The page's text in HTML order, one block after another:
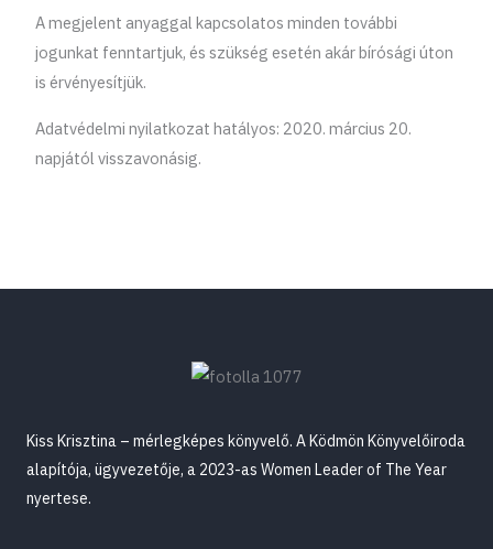
A megjelent anyaggal kapcsolatos minden további
jogunkat fenntartjuk, és szükség esetén akár bírósági úton
is érvényesítjük.
Adatvédelmi nyilatkozat hatályos: 2020. március 20.
napjától visszavonásig.
Kiss Krisztina – mérlegképes könyvelő. A Ködmön Könyvelőiroda
alapítója, ügyvezetője, a 2023-as Women Leader of The Year
nyertese.